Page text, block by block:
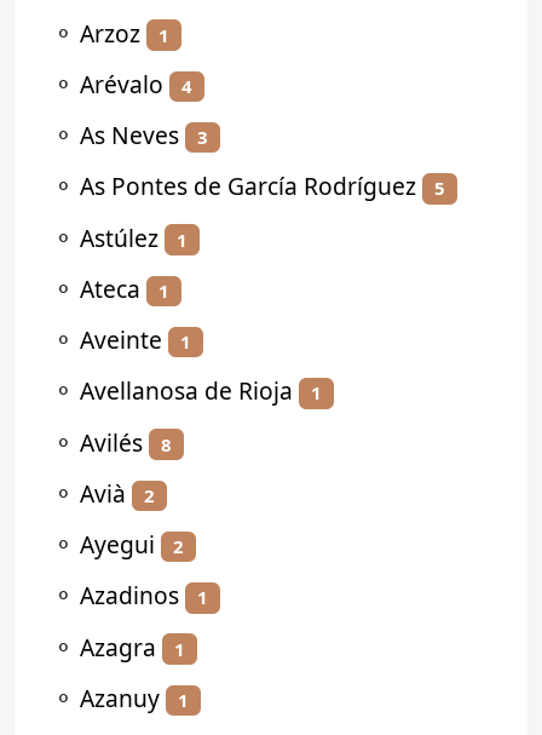
⚬ Arzoz 1
⚬ Arévalo 4
⚬ As Neves 3
⚬ As Pontes de García Rodríguez 5
⚬ Astúlez 1
⚬ Ateca 1
⚬ Aveinte 1
⚬ Avellanosa de Rioja 1
⚬ Avilés 8
⚬ Avià 2
⚬ Ayegui 2
⚬ Azadinos 1
⚬ Azagra 1
⚬ Azanuy 1